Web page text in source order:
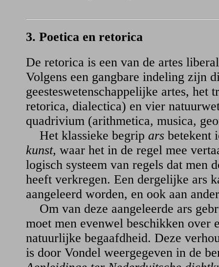
3. Poetica en retorica
De retorica is een van de artes
Volgens een gangbare indeling zijn
geesteswetenschappelijke artes, het
retorica, dialectica) en vier
quadrivium (arithmetica, musica,
Het klassieke begrip ars betekent
kunst, waar het in de regel mee
logisch systeem van regels dat men
heeft verkregen. Een dergelijke ars
aangeleerd worden, en ook aan
Om van deze aangeleerde ars
moet men evenwel beschikken over
natuurlijke begaafdheid. Deze
is door Vondel weergegeven in de